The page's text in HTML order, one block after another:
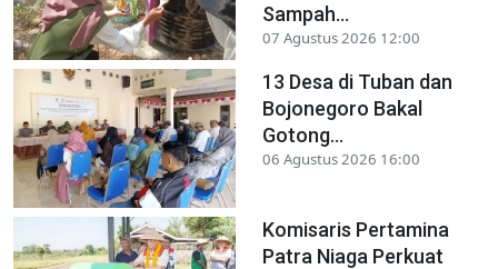
Sampah...
07 Agustus 2026 12:00
13 Desa di Tuban dan
Bojonegoro Bakal
Gotong...
06 Agustus 2026 16:00
Komisaris Pertamina
Patra Niaga Perkuat